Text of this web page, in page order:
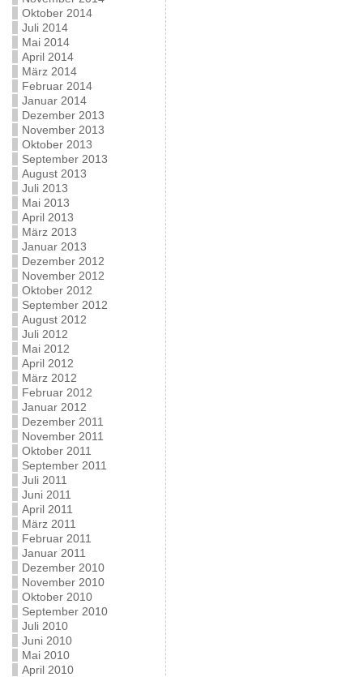
Oktober 2014
Juli 2014
Mai 2014
April 2014
März 2014
Februar 2014
Januar 2014
Dezember 2013
November 2013
Oktober 2013
September 2013
August 2013
Juli 2013
Mai 2013
April 2013
März 2013
Januar 2013
Dezember 2012
November 2012
Oktober 2012
September 2012
August 2012
Juli 2012
Mai 2012
April 2012
März 2012
Februar 2012
Januar 2012
Dezember 2011
November 2011
Oktober 2011
September 2011
Juli 2011
Juni 2011
April 2011
März 2011
Februar 2011
Januar 2011
Dezember 2010
November 2010
Oktober 2010
September 2010
Juli 2010
Juni 2010
Mai 2010
April 2010